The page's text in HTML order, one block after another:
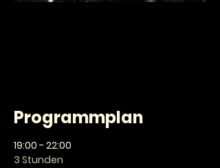
Programmplan
19:00 - 22:00
3 Stunden